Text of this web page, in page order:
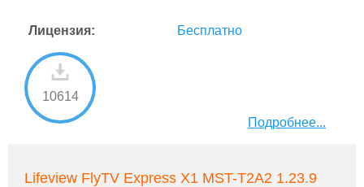
Лицензия: Бесплатно
10614
Подробнее...
Lifeview FlyTV Express X1 MST-T2A2 1.23.9